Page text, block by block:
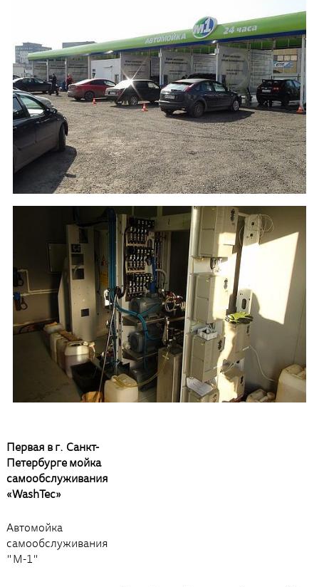
Первая в г. Санкт-
Петербурге мойка
самообслуживания
«WashTec»
Автомойка
самообслуживания
"М-1"